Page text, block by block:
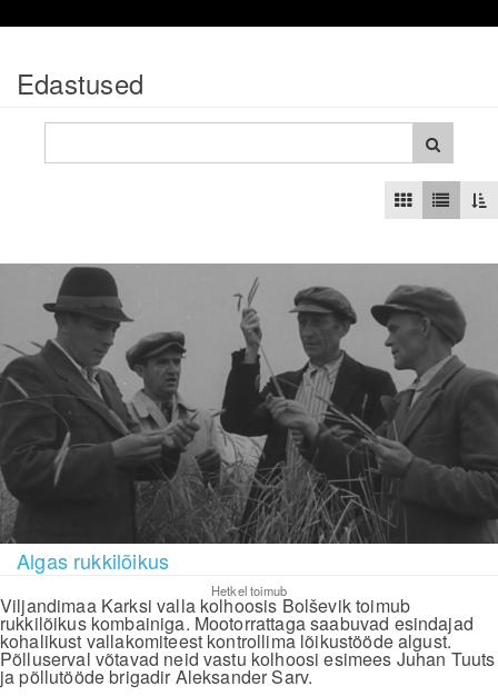
Edastused
Algas rukkilõikus
Hetkel toimub
Viljandimaa Karksi valla kolhoosis Bolševik toimub
rukkilõikus kombainiga. Mootorrattaga saabuvad esindajad
kohalikust vallakomiteest kontrollima lõikustööde algust.
Põlluserval võtavad neid vastu kolhoosi esimees Juhan Tuuts
ja põllutööde brigadir Aleksander Sarv.